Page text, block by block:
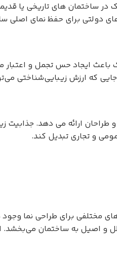
در ساختمان های تاریخی
دولتی برای حفظ نمای اصلی
باعث ایجاد حس تجمل و
که ارزش زیبایی‌شناختی
ارائه می دهد. جذابیت
و تجاری تبدیل کند.
برای طراحی نما وجود
و اصیل به ساختمان